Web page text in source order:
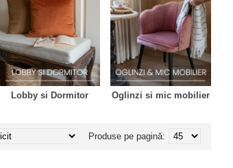
Lobby si Dormitor Oglinzi si mic mobilier
Produse pe pagină: